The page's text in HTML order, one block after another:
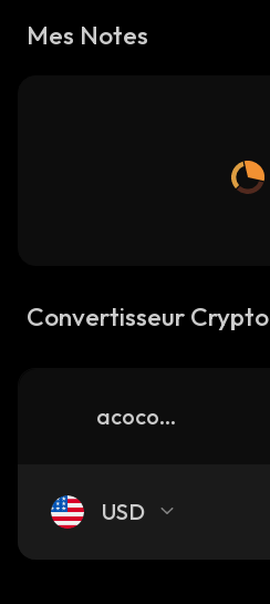
Mes Notes
Convertisseur Crypto
acoconut
USD